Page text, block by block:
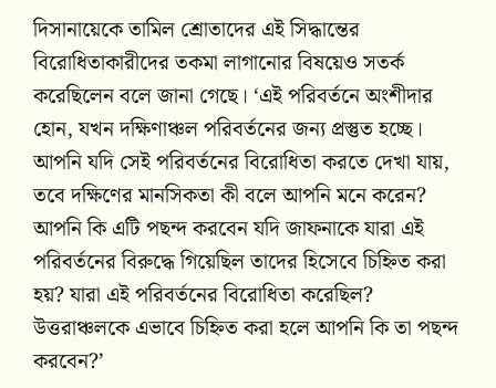
দিসানায়েকে তামিল শ্রোতাদের এই সিদ্ধান্তের
বিরোধিতাকারীদের তকমা লাগানোর বিষয়েও সতর্ক
করেছিলেন বলে জানা গেছে। ‘এই পরিবর্তনে অংশীদার
হোন, যখন দক্ষিণাঞ্চল পরিবর্তনের জন্য প্রস্তুত হচ্ছে।
আপনি যদি সেই পরিবর্তনের বিরোধিতা করতে দেখা যায়,
তবে দক্ষিণের মানসিকতা কী বলে আপনি মনে করেন?
আপনি কি এটি পছন্দ করবেন যদি জাফনাকে যারা এই
পরিবর্তনের বিরুদ্ধে গিয়েছিল তাদের হিসেবে চিহ্নিত করা
হয়? যারা এই পরিবর্তনের বিরোধিতা করেছিল?
উত্তরাঞ্চলকে এভাবে চিহ্নিত করা হলে আপনি কি তা পছন্দ
করবেন?’